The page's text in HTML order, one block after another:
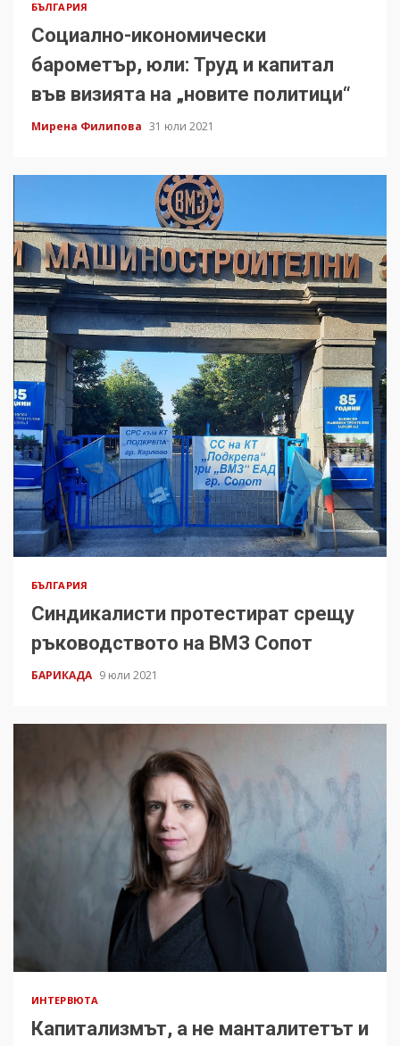
БЪЛГАРИЯ
Социално-икономически
барометър, юли: Труд и капитал
във визията на „новите политици“
Мирена Филипова 31 юли 2021
БЪЛГАРИЯ
Синдикалисти протестират срещу
ръководството на ВМЗ Сопот
БАРИКАДА 9 юли 2021
ИНТЕРВЮТА
Капитализмът, а не манталитетът и